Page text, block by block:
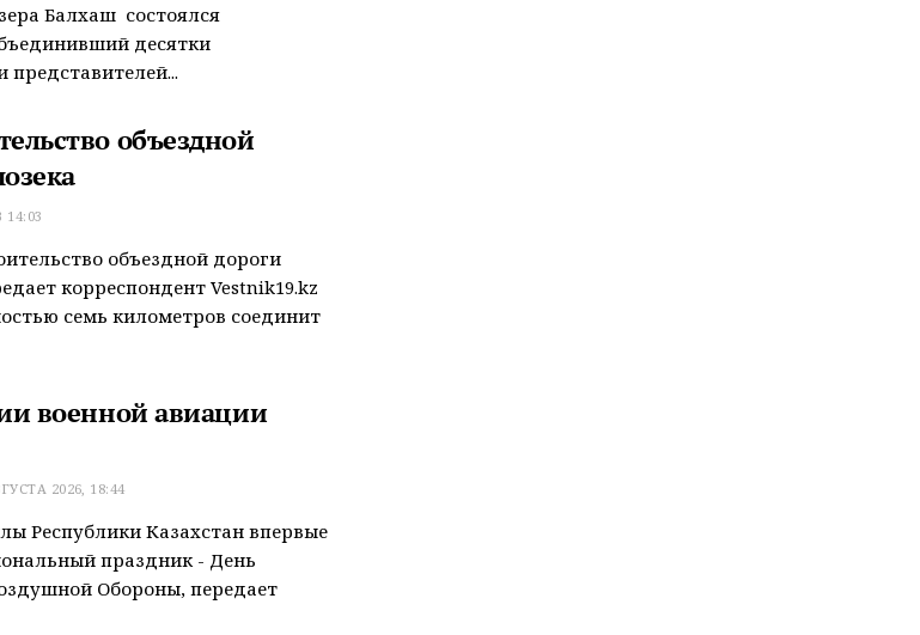
Балхаш состоялся
десятки
объездной
объездной дороги
корреспондент Vestnik19.kz
семь километров соединит
военной авиации
2026, 18:44
Республики Казахстан впервые
праздник - День
Обороны, передает